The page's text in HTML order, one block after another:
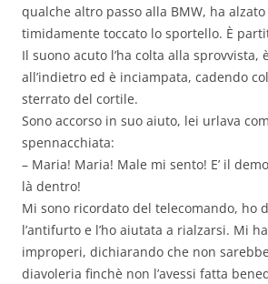
qualche altro passo alla BMW, ha
timidamente toccato lo sportello. È
Il suono acuto l’ha colta alla sprovvista,
all’indietro ed è inciampata, cadendo
sterrato del cortile.
Sono accorso in suo aiuto, lei urlava
spennacchiata:
– Maria! Maria! Male mi sento! E’ il
là dentro!
Mi sono ricordato del telecomando, ho
l’antifurto e l’ho aiutata a rialzarsi. Mi
improperi, dichiarando che non
diavoleria finchè non l’avessi fatta